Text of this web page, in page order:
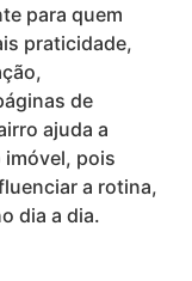
para quem
praticidade,
de
ajuda a
pois
a rotina,
dia a dia.